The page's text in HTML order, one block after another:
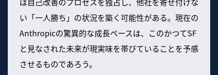
い「一人勝ち」の状況を築く可能性がある。現在の
Anthropicの驚異的な成長ペースは、このかつてSF
と見なされた未来が現実味を帯びていることを予感
させるものであろう。